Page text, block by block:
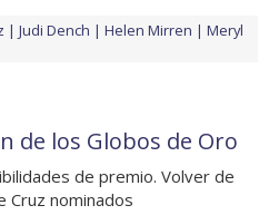
Judi Dench Helen Mirren
Meryl
de los Globos de Oro
de premio. Volver de
Cruz nominados